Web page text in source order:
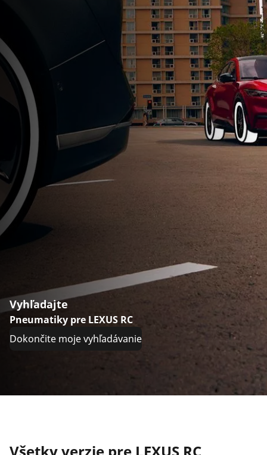
Vyhľadajte
Pneumatiky pre LEXUS RC
Dokončite moje vyhľadávanie
Všetky verzie pre LEXUS RC